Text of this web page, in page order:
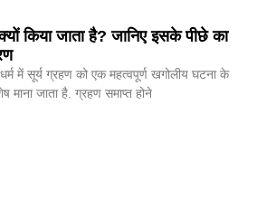
किया जाता है? जानिए इसके पीछे का
में सूर्य ग्रहण को एक महत्वपूर्ण खगोलीय घटना के
माना जाता है. ग्रहण समाप्त होने